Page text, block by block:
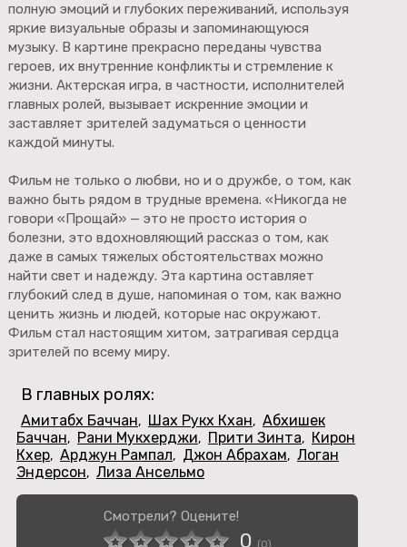
полную эмоций и глубоких переживаний, используя
яркие визуальные образы и запоминающуюся
музыку. В картине прекрасно переданы чувства
героев, их внутренние конфликты и стремление к
жизни. Актерская игра, в частности, исполнителей
главных ролей, вызывает искренние эмоции и
заставляет зрителей задуматься о ценности
каждой минуты.
Фильм не только о любви, но и о дружбе, о том, как
важно быть рядом в трудные времена. «Никогда не
говори «Прощай» — это не просто история о
болезни, это вдохновляющий рассказ о том, как
даже в самых тяжелых обстоятельствах можно
найти свет и надежду. Эта картина оставляет
глубокий след в душе, напоминая о том, как важно
ценить жизнь и людей, которые нас окружают.
Фильм стал настоящим хитом, затрагивая сердца
зрителей по всему миру.
В главных ролях:
Амитабх Баччан, Шах Рукх Кхан, Абхишек
Баччан, Рани Мукхерджи, Прити Зинта, Кирон
Кхер, Арджун Рампал, Джон Абрахам, Логан
Эндерсон, Лиза Ансельмо
Смотрели? Оцените!
0 (0)